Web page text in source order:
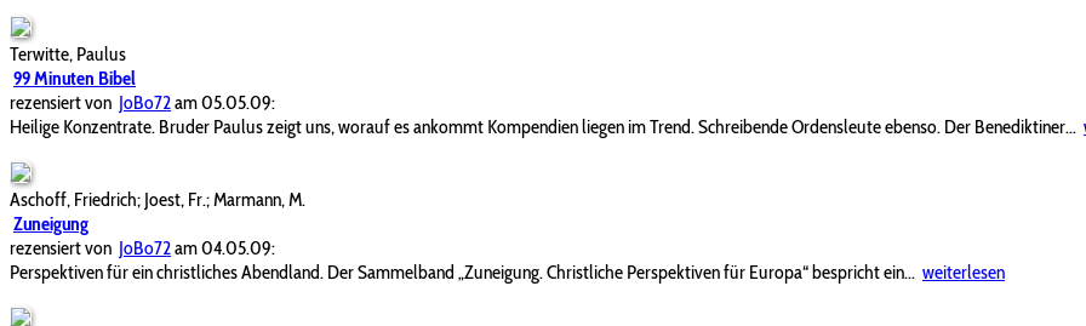
Terwitte, Paulus
99 Minuten Bibel
rezensiert von JoBo72am 05.05.09:
Heilige Konzentrate. Bruder Paulus zeigt uns, worauf es ankommt Kompendien liegen im Trend. Schreibende Ordensleute ebenso. Der Benediktiner...
Aschoff, Friedrich; Joest, Fr.; Marmann, M.
Zuneigung
rezensiert von JoBo72am 04.05.09:
Perspektiven für ein christliches Abendland. Der Sammelband „Zuneigung. Christliche Perspektiven für Europa“ bespricht ein... weiterlesen